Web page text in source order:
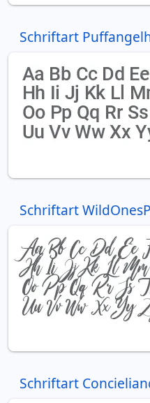
Schriftart
Schriftart
Schriftart